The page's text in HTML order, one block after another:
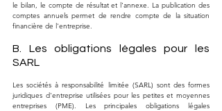
le bilan, le compte de résultat et l'annexe. La publication des
comptes annuels permet de rendre compte de la situation
financière de l'entreprise.
B. Les obligations légales pour les
SARL
Les sociétés à responsabilité limitée (SARL) sont des formes
juridiques d'entreprise utilisées pour les petites et moyennes
entreprises (PME). Les principales obligations légales